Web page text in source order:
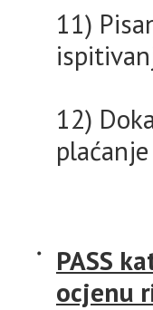
11)
12)
PASS
ocjenu